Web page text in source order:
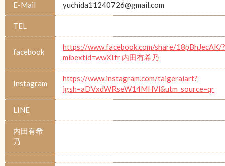
E-Mail yuchida11240726@gmail.com
TEL
facebook
https://www.facebook.com/share/18pBhJecAK/?
mibextid=wwXIfr 内田有希乃
Instagram
https://www.instagram.com/taigeraiart?
igsh=aDVxdWRseW14MHVl&utm_source=qr
LINE
内田有希
乃